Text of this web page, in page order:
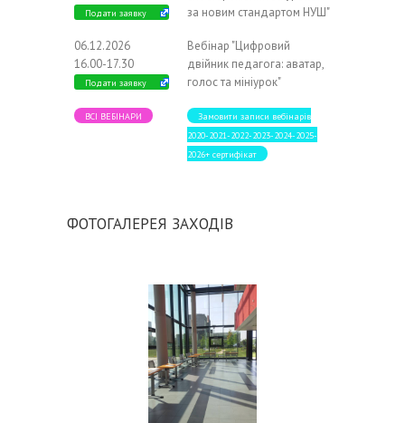
Подати заявку
за новим стандартом НУШ"
06.12.2026
16.00-17.30
Подати заявку
Вебінар "Цифровий
двійник педагога: аватар,
голос та мініурок"
ВСІ ВЕБІНАРИ
Замовити записи вебінарів
2020-2021-2022-2023-2024-2025-
2026+ сертифікат
ФОТОГАЛЕРЕЯ ЗАХОДІВ